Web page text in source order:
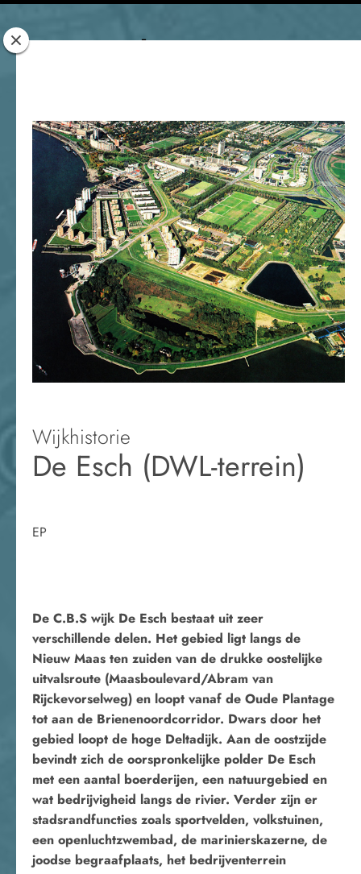
Rotterdam
Wijkhistorie
De Esch (DWL-terrein)
EP
De C.B.S wijk De Esch bestaat uit zeer
verschillende delen. Het gebied ligt langs de
Nieuw Maas ten zuiden van de drukke oostelijke
uitvalsroute (Maasboulevard/Abram van
Rijckevorselweg) en loopt vanaf de Oude Plantage
tot aan de Brienenoordcorridor. Dwars door het
gebied loopt de hoge Deltadijk. Aan de oostzijde
bevindt zich de oorspronkelijke polder De Esch
met een aantal boerderijen, een natuurgebied en
wat bedrijvigheid langs de rivier. Verder zijn er
stadsrandfuncties zoals sportvelden, volkstuinen,
een openluchtzwembad, de marinierskazerne, de
joodse begraafplaats, het bedrijventerrein